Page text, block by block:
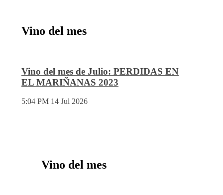
Vino del mes
Vino del mes de Julio: PERDIDAS EN
EL MARIÑANAS 2023
5:04 PM 14 Jul 2026
Vino del mes